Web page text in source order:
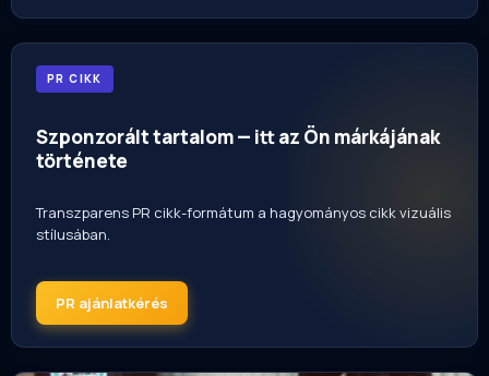
PR CIKK
Szponzorált tartalom — itt az Ön márkájának
története
Transzparens PR cikk-formátum a hagyományos cikk vizuális
stílusában.
PR ajánlatkérés